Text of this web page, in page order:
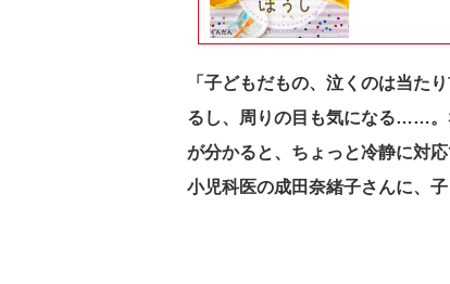
「子どもだもの、泣くのは当た
るし、周りの目も気になる……。
が分かると、ちょっと冷静に対応
小児科医の成田奈緒子さんに、